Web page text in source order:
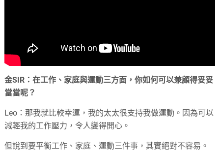
金SIR：在工作、家庭與運動三方面，你如何可以兼顧得妥妥
當當呢？
Leo：那我就比較幸運，我的太太很支持我做運動。因為可以
減輕我的工作壓力，令人變得開心。
但說到要平衡工作、家庭、運動三件事，其實絕對不容易。